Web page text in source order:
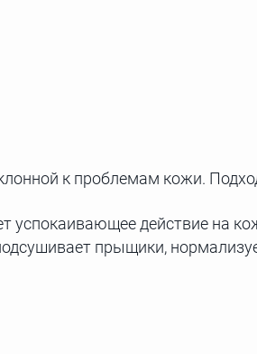
к проблемам кожи.
успокаивающее действие на
прыщики,